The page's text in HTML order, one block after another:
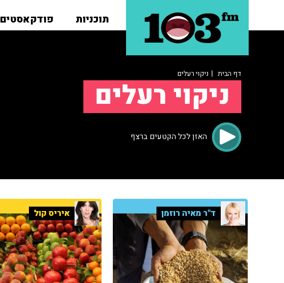
תוכניות פודקאסטים
דף הבית | ניקוי רעלים
ניקוי רעלים
האזן לכל הקטעים ברצף
ד"ר מאיה רוזמן איריס קול